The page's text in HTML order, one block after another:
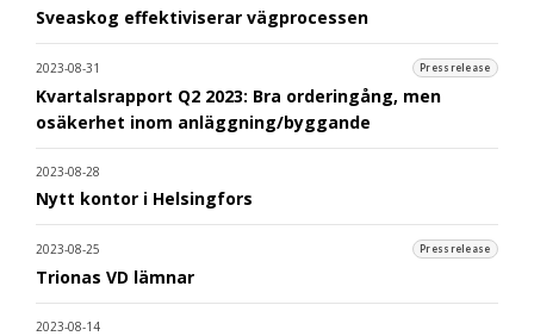
Sveaskog effektiviserar vägprocessen
2023-08-31 Pressrelease
Kvartalsrapport Q2 2023: Bra orderingång, men
osäkerhet inom anläggning/byggande
2023-08-28
Nytt kontor i Helsingfors
2023-08-25 Pressrelease
Trionas VD lämnar
2023-08-14